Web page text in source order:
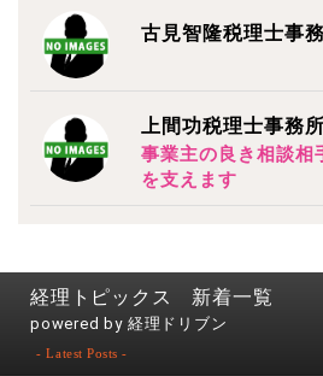
古見智隆税理士事
上間功税理士事務所
事業主の良き相談相
を支えます
経理トピックス 新着一覧
powered by 経理ドリブン
- Latest Posts -